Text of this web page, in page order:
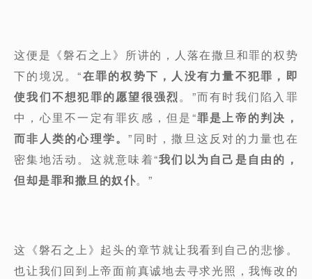
这便是《磐石之上》所讲的，人落在撒旦和罪的权势
下的境况。“在罪的权势下，人没有力量不犯罪，即
使我们不想犯罪的愿望很强烈。”而有时我们陷入罪
中，心里不一定有罪疚感，但是“罪是上帝的判决，
而非人类的心理学。”同时，撒旦这反对的力量也在
密集地活动。这就意味着“我们以为自己是自由的，
但却是罪和撒旦的奴仆。”
这《磐石之上》起头的章节就让我看到自己的悲惨。
也让我们回到上帝面前真诚地去寻求光照，我悔改的